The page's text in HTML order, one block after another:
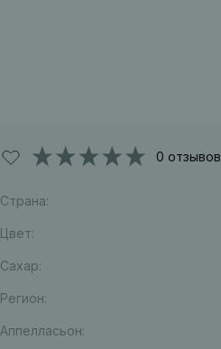
0 отзывов
Страна:
Цвет:
Сахар:
Регион:
Аппелласьон: